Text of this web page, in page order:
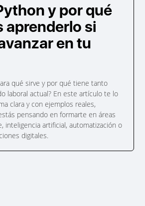
y por qué
aprenderlo si
en tu
qué sirve y por qué tiene tanto
laboral actual? En este artículo te lo
clara y con ejemplos reales,
pensando en formarte en áreas
inteligencia artificial, automatización o
digitales.